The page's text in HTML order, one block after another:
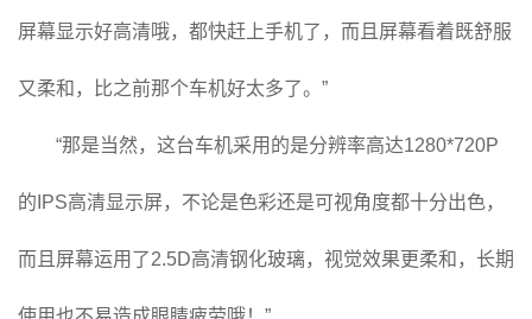
屏幕显示好高清哦，都快赶上手机了，而且屏幕看着既舒服
又柔和，比之前那个车机好太多了。”
“那是当然，这台车机采用的是分辨率高达1280*720P
的IPS高清显示屏，不论是色彩还是可视角度都十分出色，
而且屏幕运用了2.5D高清钢化玻璃，视觉效果更柔和，长期